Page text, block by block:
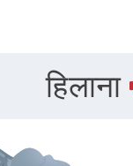
हिलाना